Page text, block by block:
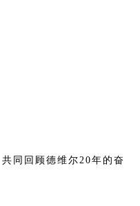
同回顾德维尔20年的奋